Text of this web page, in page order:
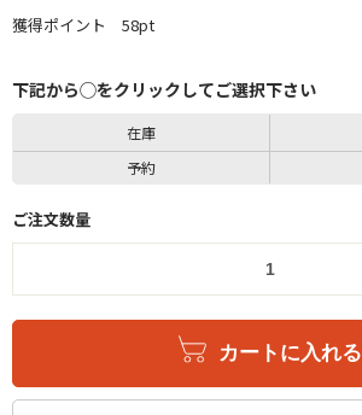
獲得ポイント 58pt
下記から◯をクリックしてご選択下さい
在庫
予約
ご注文数量
カートに入れる